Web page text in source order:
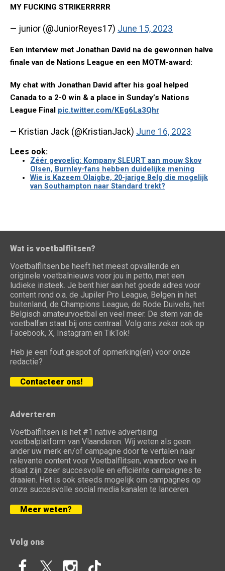
MY FUCKING STRIKERRRRR
— junior (@JuniorReyes17) June 15, 2023
Een interview met Jonathan David na de gewonnen halve
finale van de Nations League en een MOTM-award:
My chat with Jonathan David after his goal helped
Canada to a 2-0 win & a place in Sunday’s Nations
League Final pic.twitter.com/KEg6La3Qhr
— Kristian Jack (@KristianJack) June 16, 2023
Lees ook:
Zéér gevoelig: Kompany SLEURT aan mouw Skov
Olsen, Burnley-fans hebben duidelijke mening
Wie is Kazeem Olaigbe, 20-jarige Belg die mogelijk
van Southampton naar Standard trekt?
Wat is voetbalflitsen?
Voetbalflitsen.be heeft het meest opvallende en
originele voetbalnieuws voor jou in petto, met een
ludieke insteek. Je bent hier aan het goede adres voor
content rond o.a. de Jupiler Pro League, Belgen in het
buitenland, de Champions League, de Rode Duivels, het
Belgisch amateurvoetbal en veel meer. De stem van de
voetbalfan staat bij ons centraal. Volg ons zeker ook op
Facebook, X, Instagram en TikTok!
Heb je een fout gespot of opmerking(en) voor onze
redactie?
Contacteer ons!
Adverteren
Voetbalflitsen is het #1 native advertising
voetbalplatform van Vlaanderen. Wij weten als geen
ander uw merk en/of campagne door te vertalen naar
relevante content voor Voetbalflitsen, waardoor we in
staat zijn zeer succesvolle en efficiënte campagnes te
draaien. Het is ook steeds mogelijk om campagnes op
onze succesvolle social media kanalen te lanceren.
Meer weten?
Volg ons